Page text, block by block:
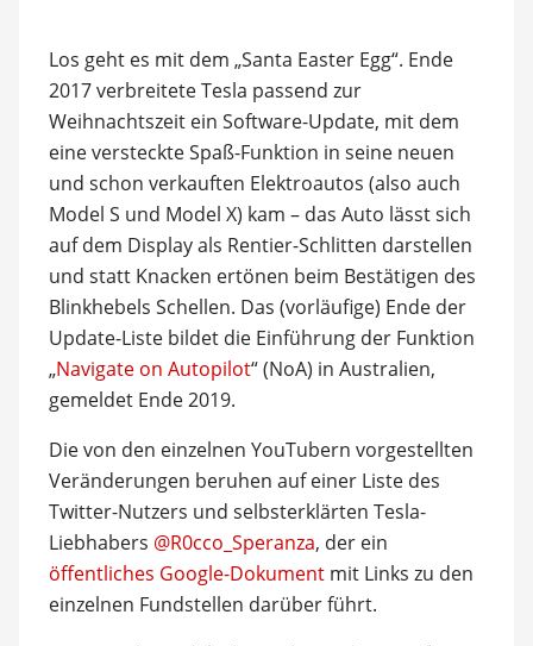
Los geht es mit dem „Santa Easter Egg“. Ende
2017 verbreitete Tesla passend zur
Weihnachtszeit ein Software-Update, mit dem
eine versteckte Spaß-Funktion in seine neuen
und schon verkauften Elektroautos (also auch
Model S und Model X) kam – das Auto lässt sich
auf dem Display als Rentier-Schlitten darstellen
und statt Knacken ertönen beim Bestätigen des
Blinkhebels Schellen. Das (vorläufige) Ende der
Update-Liste bildet die Einführung der Funktion
„Navigate on Autopilot“ (NoA) in Australien,
gemeldet Ende 2019.
Die von den einzelnen YouTubern vorgestellten
Veränderungen beruhen auf einer Liste des
Twitter-Nutzers und selbsterklärten Tesla-
Liebhabers @R0cco_Speranza, der ein
öffentliches Google-Dokumentmit Links zu den
einzelnen Fundstellen darüber führt.